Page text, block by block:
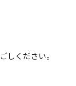
しください。